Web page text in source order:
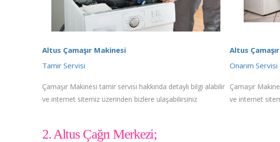
Altus Çamaşır Makinesi
Tamir Servisi
Çamaşır Makinesi tamir servisi hakkında detaylı bilgi alabilir
ve internet sitemiz üzerinden bizlere ulaşabilirsiniz
Altus
Onarım Servisi
Çamaşır
ve internet
2. Altus Çağrı Merkezi;